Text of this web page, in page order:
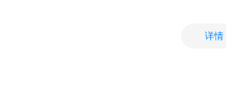
详情